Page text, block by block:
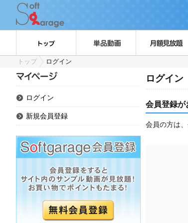
トップ ログイン
ログイン
新規会員登録
ログイン
会員登録が
会員の方は